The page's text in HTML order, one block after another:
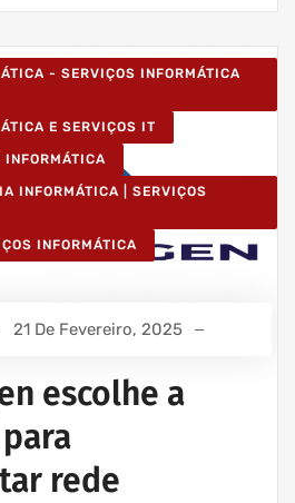
- SERVIÇOS INFORMÁTICA
E SERVIÇOS IT
INFORMÁTICA
INFORMÁTICA | SERVIÇOS
INFORMÁTICA
21 De Fevereiro, 2025
escolhe a
rede